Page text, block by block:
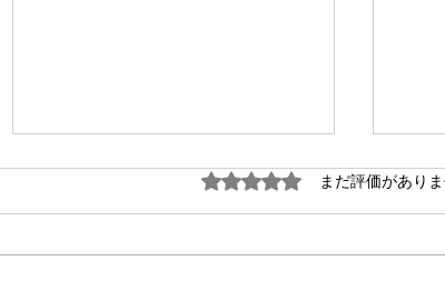
5つ星のうち0と評価されて
まだ評価があり